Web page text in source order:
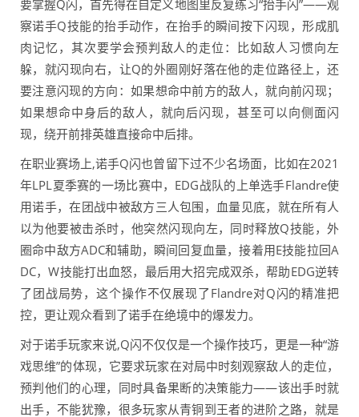
要掌握Q闪，首先得在自定义地图里反复练习“抬手闪”——观
察诺手Q技能的抬手动作，在抬手的瞬间按下闪现，形成肌
肉记忆，其次要学会预判敌人的走位：比如敌人习惯向左
躲，就闪现向右，让Q的外圈刚好落在他的走位路径上，还
要注意闪现的方向：如果想命中前方的敌人，就向前闪现；
如果想命中身后的敌人，就向后闪现，甚至可以向侧面闪
现，绕开前排英雄直接命中后排。
在职业赛场上,诺手Q闪也曾留下过不少名场面，比如在2021
年LPL夏季赛的一场比赛中，EDG战队的上单选手Flandre使
用诺手，在团战中被敌方三人包围，血量见底，就在所有人
以为他要被击杀时，他突然闪现向左，同时释放Q技能，外
圈命中敌方ADC和辅助，瞬间回复血量，接着用E技能拉回A
DC，W技能打出血怒，最后用大招完成双杀，帮助EDG逆转
了团战局势，这个操作不仅展现了Flandre对Q闪的精准把
控，更让观众看到了诺手在绝境中的爆发力。
对于诺手玩家来说,Q闪不仅仅是一个操作技巧，更是一种“游
戏思维”的体现，它要求玩家在对局中时刻观察敌人的走位，
预判他们的心理，同时具备果断的决策能力——该出手时就
出手，不能犹豫，很多玩家从青铜到王者的进阶之路，就是